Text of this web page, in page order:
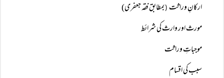
ارکانِ وراثت (بمطابق فقہ جعفری)
مورث اور وارث کی شرائط
موجباتِ وراثت
سبب کی اقسام